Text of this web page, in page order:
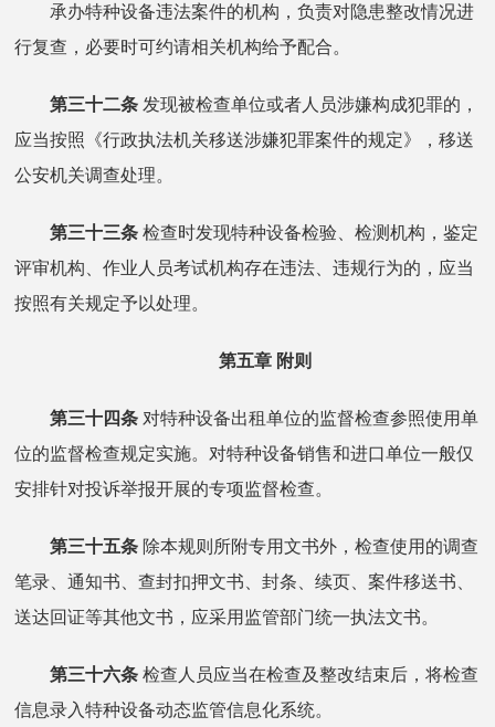
承办特种设备违法案件的机构，负责对隐患整改情况进
行复查，必要时可约请相关机构给予配合。
第三十二条 发现被检查单位或者人员涉嫌构成犯罪的，
应当按照《行政执法机关移送涉嫌犯罪案件的规定》，移送
公安机关调查处理。
第三十三条 检查时发现特种设备检验、检测机构，鉴定
评审机构、作业人员考试机构存在违法、违规行为的，应当
按照有关规定予以处理。
第五章 附则
第三十四条 对特种设备出租单位的监督检查参照使用单
位的监督检查规定实施。对特种设备销售和进口单位一般仅
安排针对投诉举报开展的专项监督检查。
第三十五条 除本规则所附专用文书外，检查使用的调查
笔录、通知书、查封扣押文书、封条、续页、案件移送书、
送达回证等其他文书，应采用监管部门统一执法文书。
第三十六条检查人员应当在检查及整改结束后，将检查
信息录入特种设备动态监管信息化系统。